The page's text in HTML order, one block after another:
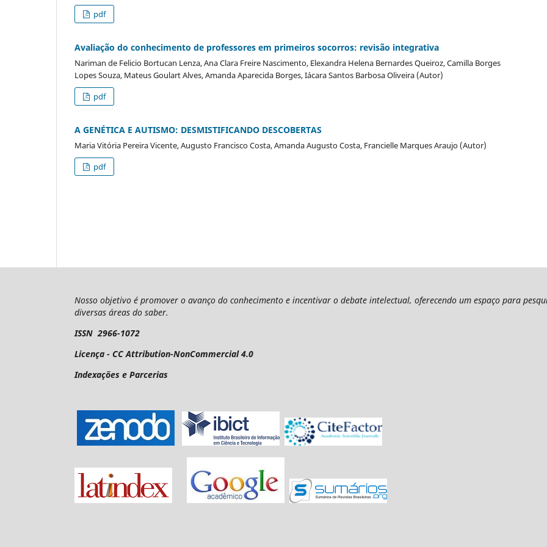
pdf
Avaliação do conhecimento de professores em primeiros socorros: revisão integrativa
Nariman de Felicio Bortucan Lenza, Ana Clara Freire Nascimento, Elexandra Helena Bernardes Queiroz, Camilla Borges
Lopes Souza, Mateus Goulart Alves, Amanda Aparecida Borges, Iácara Santos Barbosa Oliveira (Autor)
pdf
A GENÉTICA E AUTISMO: DESMISTIFICANDO DESCOBERTAS
Maria Vitória Pereira Vicente, Augusto Francisco Costa, Amanda Augusto Costa, Francielle Marques Araujo (Autor)
pdf
Nosso objetivo é promover o avanço do conhecimento e incentivar o debate intelectual, oferecendo um espaço para
diversas áreas do saber.
ISSN 2966-1072
Licença - CC Attribution-NonCommercial 4.0
Indexações e Parcerias